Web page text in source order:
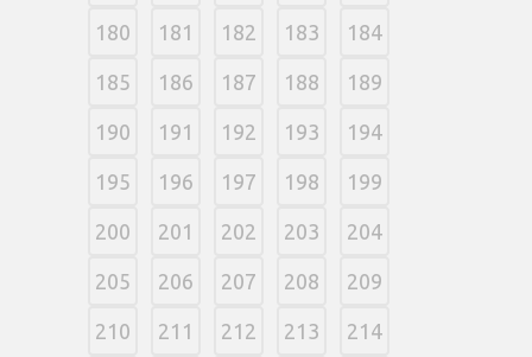
180 181 182 183 184
185 186 187 188 189
190 191 192 193 194
195 196 197 198 199
200 201 202 203 204
205 206 207 208 209
210 211 212 213 214